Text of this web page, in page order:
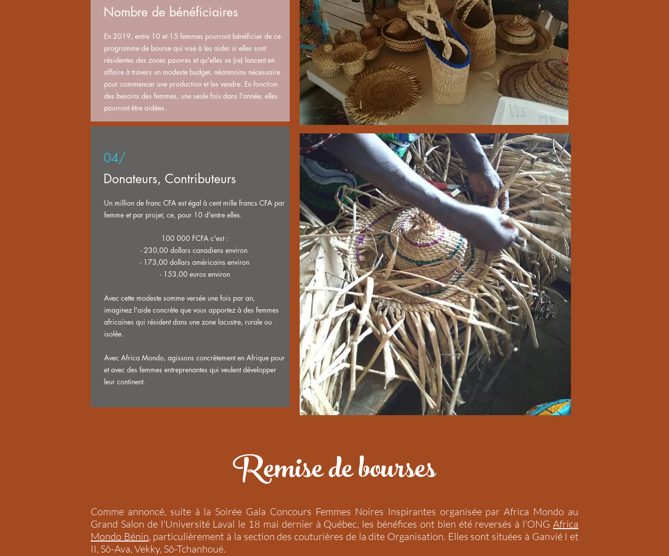
Nombre de bénéficiaires
En 2019, entre 10 et 15 femmes pourront bénéficier de ce
programme de bourse qui vise à les aider si elles sont
résidentes des zones pauvres et qu'elles se (re) lancent en
affaire à travers un modeste budget, néanmoins nécessaire
pour commencer une production et les vendre. En fonction
des besoins des femmes, une seule fois dans l'année, elles
pourront être aidées.
04/
Donateurs, Contributeurs
Un million de franc CFA est égal à cent mille francs CFA par
femme et par projet, ce, pour 10 d'entre elles.
100 000 FCFA c'est :
- 230,00 dollars canadiens environ
- 173,00 dollars américains environ
- 153,00 euros environ
Avec cette modeste somme versée une fois par an,
imaginez l'aide concrète que vous apportez à des femmes
africaines qui résident dans une zone lacustre, rurale ou
isolée.
Avec Africa Mondo, agissons concrètement en Afrique pour
et avec des femmes entreprenantes qui veulent développer
leur continent.
Remise de bourses
Comme annoncé, suite à la Soirée Gala Concours Femmes Noires Inspirantes organisée par Africa Mondo au
Grand Salon de l'Université Laval le 18 mai dernier à Québec, les bénéfices ont bien été reversés à l'ONG Africa
Mondo Bénin, particulièrement à la section des couturières de la dite Organisation. Elles sont situées à Ganvié I et
II, Sô-Ava, Vekky, Sô-Tchanhoué.